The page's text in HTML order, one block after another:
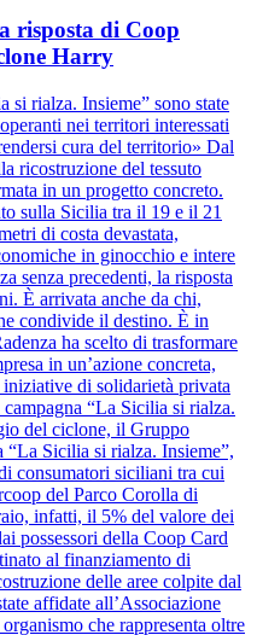
risposta di Coop
Harry
si rialza. Insieme” sono state
nei territori interessati
cura del territorio» Dal
ricostruzione del tessuto
in un progetto concreto.
sulla Sicilia tra il 19 e il 21
di costa devastata,
in ginocchio e intere
senza precedenti, la risposta
È arrivata anche da chi,
condivide il destino. È in
ha scelto di trasformare
in un’azione concreta,
di solidarietà privata
“La Sicilia si rialza.
del ciclone, il Gruppo
“La Sicilia si rialza. Insieme”,
consumatori siciliani tra cui
del Parco Corolla di
infatti, il 5% del valore dei
possessori della Coop Card
al finanziamento di
delle aree colpite dal
affidate all’Associazione
che rappresenta oltre